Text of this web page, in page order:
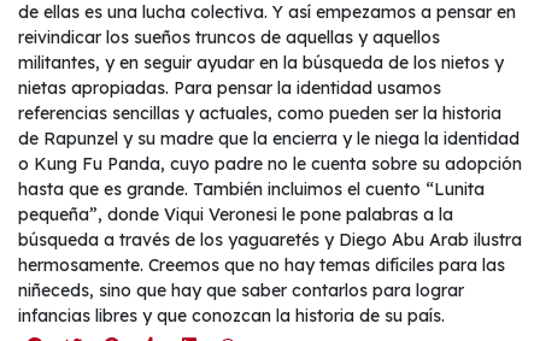
de ellas es una lucha colectiva. Y así empezamos a pensar en
reivindicar los sueños truncos de aquellas y aquellos
militantes, y en seguir ayudar en la búsqueda de los nietos y
nietas apropiadas. Para pensar la identidad usamos
referencias sencillas y actuales, como pueden ser la historia
de Rapunzel y su madre que la encierra y le niega la identidad
o Kung Fu Panda, cuyo padre no le cuenta sobre su adopción
hasta que es grande. También incluimos el cuento “Lunita
pequeña”, donde Viqui Veronesi le pone palabras a la
búsqueda a través de los yaguaretés y Diego Abu Arab ilustra
hermosamente. Creemos que no hay temas difíciles para las
niñeceds, sino que hay que saber contarlos para lograr
infancias libres y que conozcan la historia de su país.